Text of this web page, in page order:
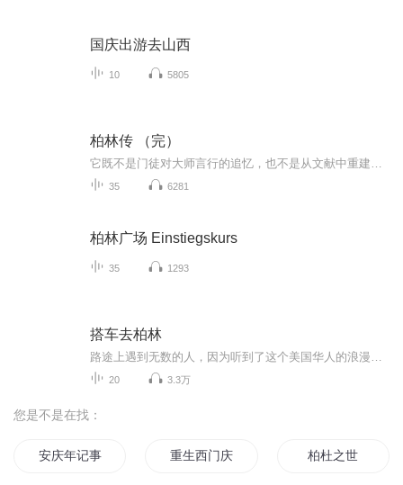
国庆出游去山西
10 5805
柏林传 （完）
35 6281
柏林广场 Einstiegskurs
35 1293
搭车去柏林
20 3.3万
您是不是在找：
安庆年记事 重生西门庆 柏杜之世